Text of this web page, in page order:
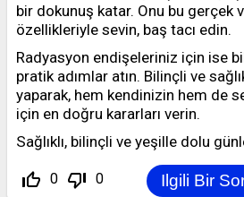
bir dokunuş katar. Onu bu gerçek
özellikleriyle sevin, baş tacı edin.
Radyasyon endişeleriniz için ise
pratik adımlar atın. Bilinçli ve
yaparak, hem kendinizin hem de
için en doğru kararları verin.
Sağlıklı, bilinçli ve yeşille dolu
thumb_up_off_alt 0 thumb_down_off_alt 0